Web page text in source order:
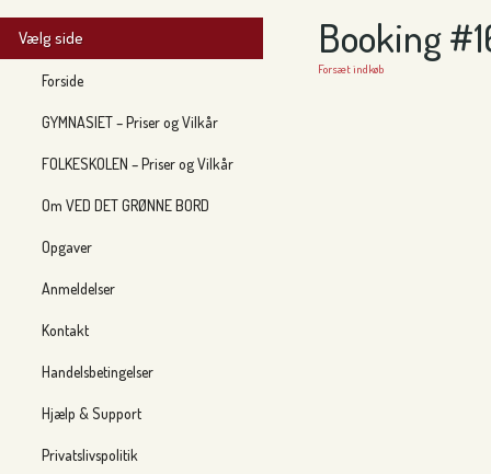
Vælg side
Forside
GYMNASIET – Priser og Vilkår
FOLKESKOLEN – Priser og Vilkår
Om VED DET GRØNNE BORD
Opgaver
Anmeldelser
Kontakt
Handelsbetingelser
Hjælp & Support
Privatslivspolitik
Booking
Forsæt indkøb